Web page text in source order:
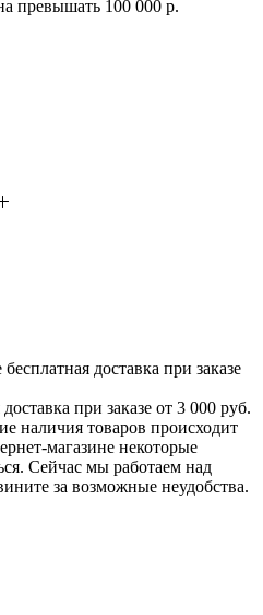
превышать 100 000 р.
доставка при заказе
при заказе от 3 000 руб.
наличия товаров происходит
магазине некоторые
Сейчас мы работаем над
за возможные неудобства.